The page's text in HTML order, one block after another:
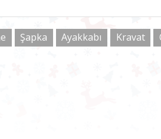
Şapka Ayakkabı Kravat